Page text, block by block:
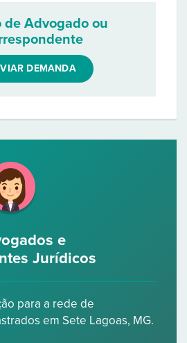
de Advogado ou
DEMANDA
e
Jurídicos
para a rede de
em Sete Lagoas, MG.